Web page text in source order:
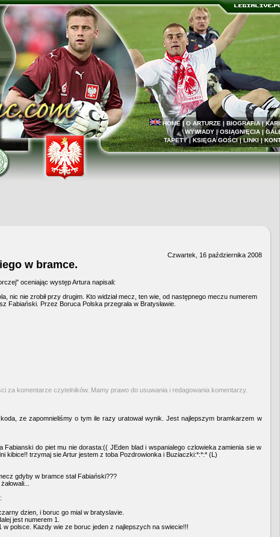
HOME|O ARTURZE| BIOGRAFIA|
WYWIADY|OSIĄGNIĘCIA|
TAPETY|KSIĘGA GOŚCI|LINKI|
Czwartek, 16 października 2008
w bramce.
oceniając występ Artura napisali:
nic nie zrobił przy drugim. Kto widział mecz, ten wie, od następnego meczu numerem
Fabiański. Przez Boruca Polska przegrała w Bratysławie.
za komentarze czytelników. Mamy prawo do usuwania i redagowania komentarzy.
ze zapomnieliśmy o tym ile razy uratował wynik. Jest najlepszym bramkarzem w
Fabianski do piet mu nie dorasta:(( JEden blad i wspanialego czlowieka zamienia sie w
kibice!! trzymaj sie Artur jestem z toba Pozdrowionka i Buziaczki:*:*:* (L)
gdyby w bramce stał Fabiański???
:
dzien, i boruc go mial w bratyslavie.
jest numerem 1.
w polsce. Kazdy wie ze boruc jeden z najlepszych na swiecie!!!